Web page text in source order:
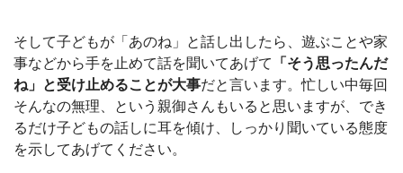
そして子どもが「あのね」と話し出したら、遊ぶことや家
事などから手を止めて話を聞いてあげて
「そう思ったんだ
ね」と受け止めることが大事だと言います。忙しい中毎回
そんなの無理、という親御さんもいると思いますが、でき
るだけ子どもの話しに耳を傾け、しっかり聞いている態度
を示してあげてください。